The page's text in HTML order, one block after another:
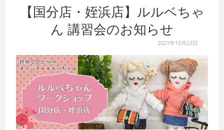
【国分店・姪浜店】ルルベちゃ
ん 講習会のお知らせ
2021年10月23日